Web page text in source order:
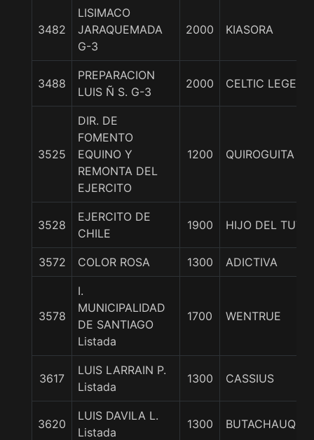
3482
LISIMACO
JARAQUEMADA
G-3
2000 KIASORA
3488
PREPARACION
LUIS Ñ S. G-3
2000 CELTIC LEGEND
3525
DIR. DE
FOMENTO
EQUINO Y
REMONTA DEL
EJERCITO
1200 QUIROGUITA
3528
EJERCITO DE
CHILE
1900 HIJO DEL TUTO
3572 COLOR ROSA 1300 ADICTIVA
3578
I.
MUNICIPALIDAD
DE SANTIAGO
Listada
1700 WENTRUE
3617
LUIS LARRAIN P.
Listada
1300 CASSIUS
3620
LUIS DAVILA L.
Listada
1300